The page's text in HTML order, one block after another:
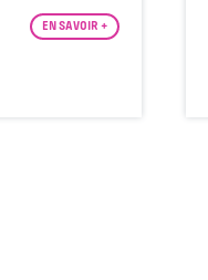
EN SAVOIR +